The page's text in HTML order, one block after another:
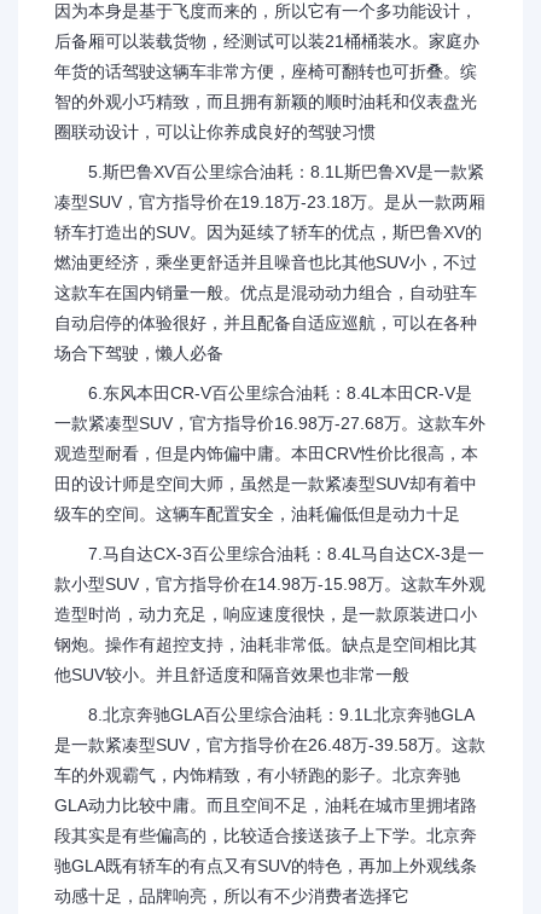
因为本身是基于飞度而来的，所以它有一个多功能设计，
后备厢可以装载货物，经测试可以装21桶桶装水。家庭办
年货的话驾驶这辆车非常方便，座椅可翻转也可折叠。缤
智的外观小巧精致，而且拥有新颖的顺时油耗和仪表盘光
圈联动设计，可以让你养成良好的驾驶习惯
5.斯巴鲁XV百公里综合油耗：8.1L斯巴鲁XV是一款紧
凑型SUV，官方指导价在19.18万-23.18万。是从一款两厢
轿车打造出的SUV。因为延续了轿车的优点，斯巴鲁XV的
燃油更经济，乘坐更舒适并且噪音也比其他SUV小，不过
这款车在国内销量一般。优点是混动动力组合，自动驻车
自动启停的体验很好，并且配备自适应巡航，可以在各种
场合下驾驶，懒人必备
6.东风本田CR-V百公里综合油耗：8.4L本田CR-V是
一款紧凑型SUV，官方指导价16.98万-27.68万。这款车外
观造型耐看，但是内饰偏中庸。本田CRV性价比很高，本
田的设计师是空间大师，虽然是一款紧凑型SUV却有着中
级车的空间。这辆车配置安全，油耗偏低但是动力十足
7.马自达CX-3百公里综合油耗：8.4L马自达CX-3是一
款小型SUV，官方指导价在14.98万-15.98万。这款车外观
造型时尚，动力充足，响应速度很快，是一款原装进口小
钢炮。操作有超控支持，油耗非常低。缺点是空间相比其
他SUV较小。并且舒适度和隔音效果也非常一般
8.北京奔驰GLA百公里综合油耗：9.1L北京奔驰GLA
是一款紧凑型SUV，官方指导价在26.48万-39.58万。这款
车的外观霸气，内饰精致，有小轿跑的影子。北京奔驰
GLA动力比较中庸。而且空间不足，油耗在城市里拥堵路
段其实是有些偏高的，比较适合接送孩子上下学。北京奔
驰GLA既有轿车的有点又有SUV的特色，再加上外观线条
动感十足，品牌响亮，所以有不少消费者选择它